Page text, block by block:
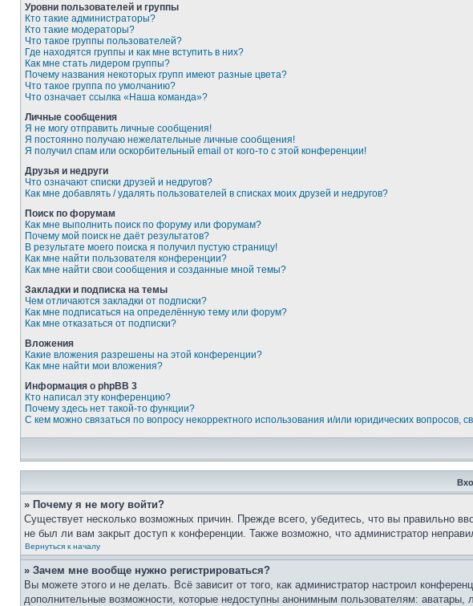
Уровни пользователей и группы
Кто такие администраторы?
Кто такие модераторы?
Что такое группы пользователей?
Где находятся группы и как мне вступить в них?
Как мне стать лидером группы?
Почему названия некоторых групп имеют разные цвета?
Что такое группа по умолчанию?
Что означает ссылка «Наша команда»?
Личные сообщения
Я не могу отправить личные сообщения!
Я постоянно получаю нежелательные личные сообщения!
Я получил спам или оскорбительный email от кого-то с этой конференции!
Друзья и недруги
Что означают списки друзей и недругов?
Как мне добавлять / удалять пользователей в списках моих друзей и недругов?
Поиск по форумам
Как мне выполнить поиск по форуму или форумам?
Почему мой поиск не даёт результатов?
В результате моего поиска я получил пустую страницу!
Как мне найти пользователя конференции?
Как мне найти свои сообщения и созданные мной темы?
Закладки и подписка на темы
Чем отличаются закладки от подписки?
Как мне подписаться на определённую тему или форум?
Как мне отказаться от подписки?
Вложения
Какие вложения разрешены на этой конференции?
Как мне найти мои вложения?
Информация о phpBB 3
Кто написал эту конференцию?
Почему здесь нет такой-то функции?
С кем можно связаться по вопросу некорректного использования и/или юридических вопросов,
» Почему я не могу войти?
Существует несколько возможных причин. Прежде всего, убедитесь, что вы правильно
не был ли вам закрыт доступ к конференции. Также возможно, что администратор
Вернуться к началу
» Зачем мне вообще нужно регистрироваться?
Вы можете этого и не делать. Всё зависит от того, как администратор настроил
дополнительные возможности, которые недоступны анонимным пользователям: аватары,